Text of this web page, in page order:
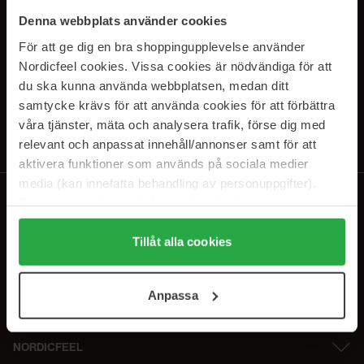
Denna webbplats använder cookies
För att ge dig en bra shoppingupplevelse använder
Nordicfeel cookies. Vissa cookies är nödvändiga för att
du ska kunna använda webbplatsen, medan ditt
samtycke krävs för att använda cookies för att förbättra
våra tjänster, mäta och analysera trafik, förse dig med
relevant och anpassat innehåll/annonser samt för att
aktivera funktioner som används på sociala medier
media (kan innefatta behandling av personuppgifter).
Genom att trycka på "Tillåt alla cookies" accepterar du
alla cookies, medan du under "Detaljer" kan anpassa
användningen av cookies. Du kan när som helst återkalla
samt vår Integritetspolicy.
Tillåt alla cookies
Anpassa
PRENUMERERA PÅ VÅRA
NYHETSBREV
E-postadress
Genom att prenumerera accepterar du vårIntegritetspolicy.
NORDICFEEL